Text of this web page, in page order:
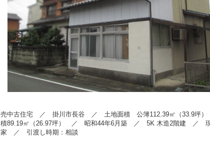
売中古住宅 ／ 掛川市長谷 ／ 土地面積 公簿112.39㎡ （33.9坪
積89.19㎡（26.97坪） ／ 昭和44年6月築 ／ 5K 木造2階建 ／ 現
家 ／ 引渡し時期：相談